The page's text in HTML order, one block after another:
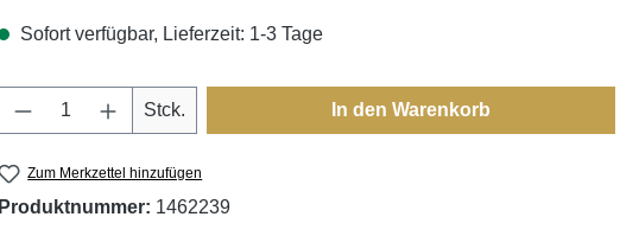
Sofort verfügbar, Lieferzeit: 1-3 Tage
Produkt Anzahl: Gib den gewünschten Wert ein
Stck. In den Warenkorb
Zum Merkzettel hinzufügen
Produktnummer: 1462239